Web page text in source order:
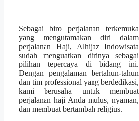
Sebagai biro perjalanan terkemuka
yang mengutamakan diri dalam
perjalanan Haji, Alhijaz Indowisata
sudah menguatkan dirinya sebagai
pilihan tepercaya di bidang ini.
Dengan pengalaman bertahun-tahun
dan tim professional yang berdedikasi,
kami berusaha untuk membuat
perjalanan haji Anda mulus, nyaman,
dan membuat bertambah religius.